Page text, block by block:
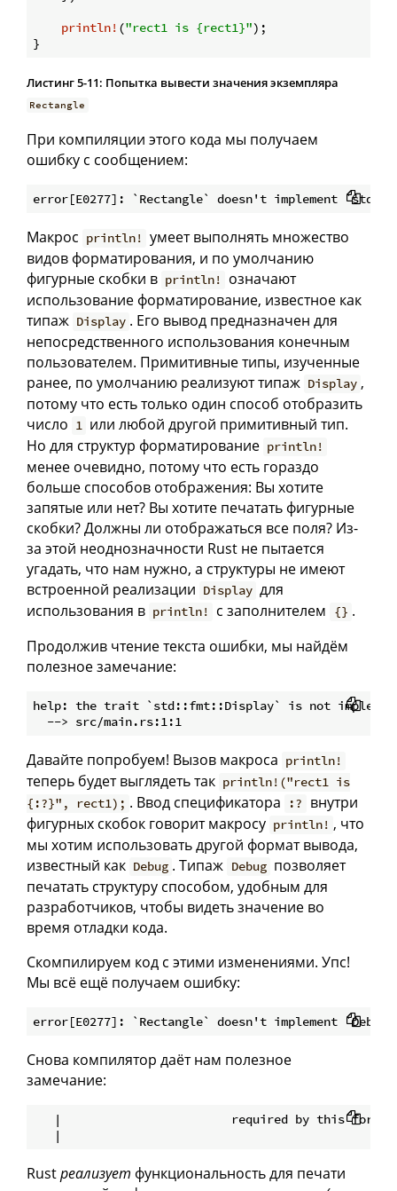
println! ("rect1 is {rect1}");
Листинг 5-11: Попытка вывести значения экземпляра
Rectangle
При компиляции этого кода мы получаем
ошибку с сообщением:
Макрос println! умеет выполнять множество
видов форматирования, и по умолчанию
фигурные скобки в println!
означают
использование форматирование, известное как
типаж Display . Его вывод предназначен для
непосредственного использования конечным
пользователем. Примитивные типы, изученные
ранее, по умолчанию реализуют типаж Display ,
потому что есть только один способ отобразить
число 1 или любой другой примитивный тип.
Но для структур форматирование println!
менее очевидно, потому что есть гораздо
больше способов отображения: Вы хотите
запятые или нет? Вы хотите печатать фигурные
скобки? Должны ли отображаться все поля? Из-
за этой неоднозначности Rust не пытается
угадать, что нам нужно, а структуры не имеют
встроенной реализации Display для
использования в println! с заполнителем {} .
Продолжив чтение текста ошибки, мы найдём
полезное замечание:
help: the trait `std::fmt::Display` is not
Давайте попробуем! Вызов макроса println!
теперь будет выглядеть так println!("rect1 is
{:?}", rect1); . Ввод спецификатора :?
внутри
фигурных скобок говорит макросу println! , что
мы хотим использовать другой формат вывода,
известный как Debug . Типаж Debug позволяет
печатать структуру способом, удобным для
разработчиков, чтобы видеть значение во
время отладки кода.
Скомпилируем код с этими изменениями. Упс!
Мы всё ещё получаем ошибку:
Снова компилятор даёт нам полезное
замечание:
|                        required by this
Rustреализует функциональность для печати